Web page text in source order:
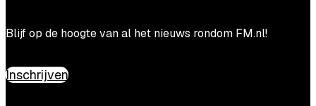
Blijf op de hoogte van al het nieuws rondom FM.nl!
Inschrijven